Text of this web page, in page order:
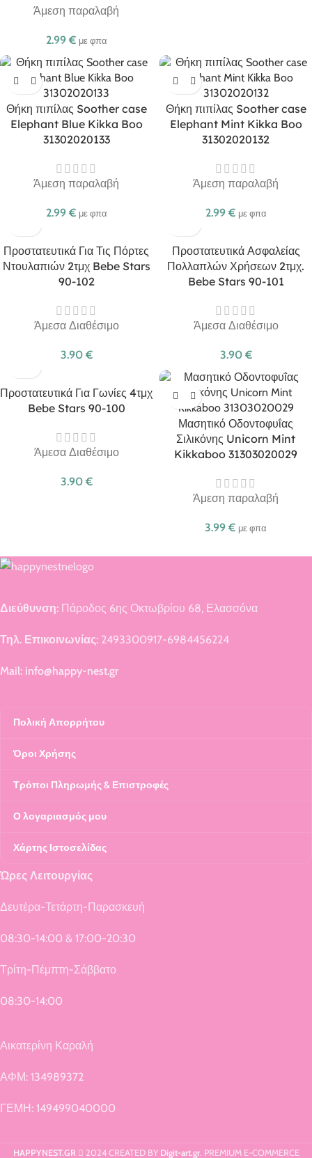
Άμεση παραλαβή
2.99 € με φπα
Θήκη πιπίλας Soother case
Elephant Blue Kikka Boo
31302020133
Άμεση παραλαβή
2.99 € με φπα
Θήκη πιπίλας Soother case
Elephant Mint Kikka Boo
31302020132
Άμεση παραλαβή
2.99 € με φπα
Προστατευτικά Για Τις Πόρτες
Ντουλαπιών 2τμχ Bebe Stars
90-102
Άμεσα Διαθέσιμο
3.90 €
Προστατευτικά Ασφαλείας
Πολλαπλών Χρήσεων 2τμχ.
Bebe Stars 90-101
Άμεσα Διαθέσιμο
3.90 €
Προστατευτικά Για Γωνίες 4τμχ
Bebe Stars 90-100
Άμεσα Διαθέσιμο
3.90 €
Μασητικό Οδοντοφυΐας
Σιλικόνης Unicorn Mint
Kikkaboo 31303020029
Άμεση παραλαβή
3.99 € με φπα
Διεύθυνση: Πάροδος 6ης Οκτωβρίου 68, Ελασσόνα
Τηλ. Επικοινωνίας: 2493300917-6984456224
Mail: info@happy-nest.gr
Πολική Απορρήτου
Όροι Χρήσης
Τρόποι Πληρωμής & Επιστροφές
Ο λογαριασμός μου
Χάρτης Ιστοσελίδας
Ώρες Λειτουργίας
Δευτέρα-Τετάρτη-Παρασκευή
08:30-14:00 & 17:00-20:30
Τρίτη-Πέμπτη-Σάββατο
08:30-14:00
Αικατερίνη Καραλή
ΑΦΜ: 134989372
ΓΕΜΗ: 149499040000
HAPPYNEST.GR 2024 CREATED BY Digit-art.gr. PREMIUM E-COMMERCE